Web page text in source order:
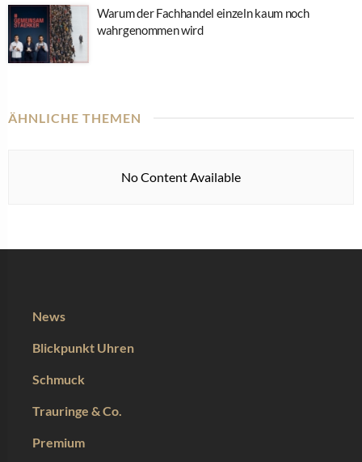
Warum der Fachhandel einzeln kaum noch
wahrgenommen wird
ÄHNLICHE THEMEN
No Content Available
News
Blickpunkt Uhren
Schmuck
Trauringe & Co.
Premium